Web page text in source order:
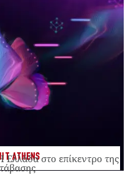
ATHENSστο επίκεντρο της